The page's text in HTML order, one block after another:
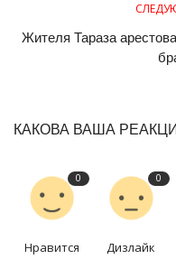
Жителя Тараза
КАКОВА ВАША
0
Нравится
0
Дизлайк